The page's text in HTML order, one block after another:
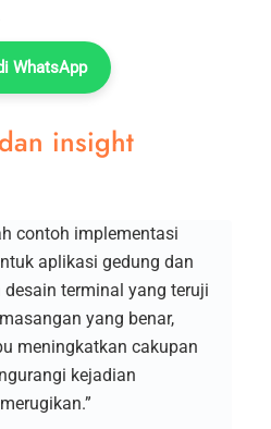
WhatsApp
insight
contoh implementasi
aplikasi gedung dan
desain terminal yang teruji
yang benar,
meningkatkan cakupan
kejadian